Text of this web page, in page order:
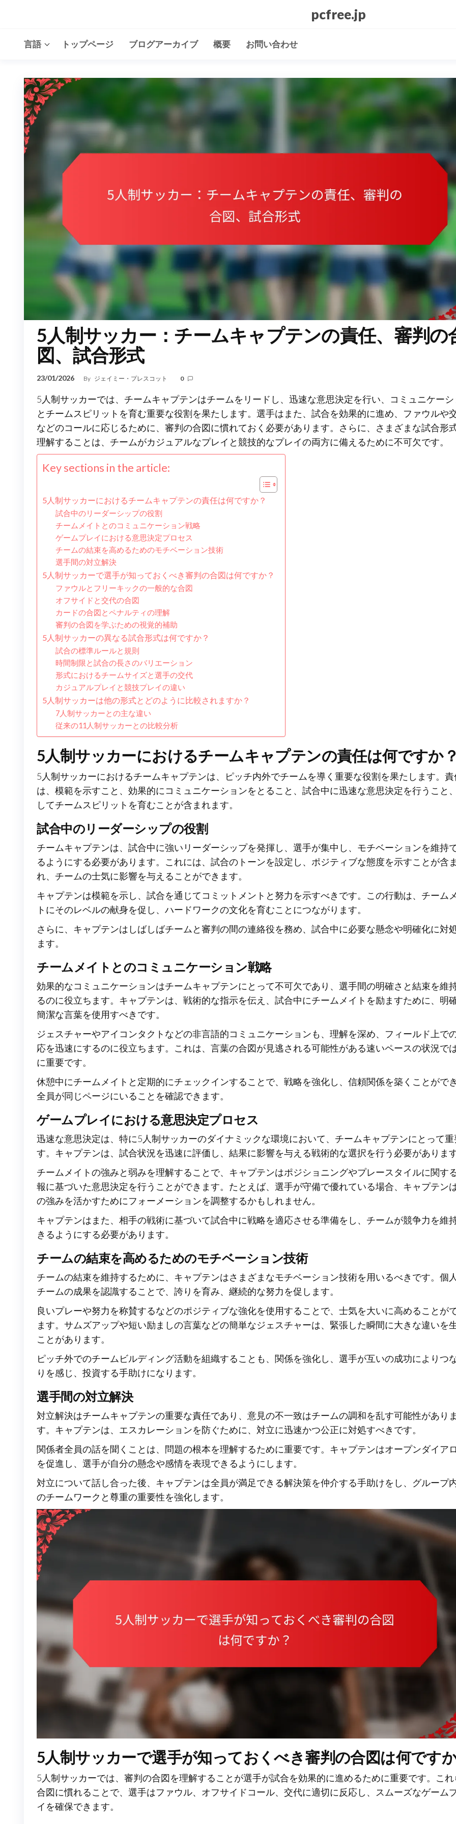
content
pcfree.jp
言語 トップページ ブログアーカイブ 概要 お問い合わせ
5人制サッカー：チームキャプテンの責任、審判の
図、試合形式
23/01/2026 By ジェイミー・プレスコット 0
5人制サッカーでは、チームキャプテンはチームをリードし、迅速な意思決定を行い、コミュニケーシ
とチームスピリットを育む重要な役割を果たします。選手はまた、試合を効果的に進め、ファウルや
などのコールに応じるために、審判の合図に慣れておく必要があります。さらに、さまざまな試合形
理解することは、チームがカジュアルなプレイと競技的なプレイの両方に備えるために不可欠です。
Key sections in the article:
5人制サッカーにおけるチームキャプテンの責任は何ですか？
試合中のリーダーシップの役割
チームメイトとのコミュニケーション戦略
ゲームプレイにおける意思決定プロセス
チームの結束を高めるためのモチベーション技術
選手間の対立解決
5人制サッカーで選手が知っておくべき審判の合図は何ですか？
ファウルとフリーキックの一般的な合図
オフサイドと交代の合図
カードの合図とペナルティの理解
審判の合図を学ぶための視覚的補助
5人制サッカーの異なる試合形式は何ですか？
試合の標準ルールと規則
時間制限と試合の長さのバリエーション
形式におけるチームサイズと選手の交代
カジュアルプレイと競技プレイの違い
5人制サッカーは他の形式とどのように比較されますか？
7人制サッカーとの主な違い
従来の11人制サッカーとの比較分析
5人制サッカーにおけるチームキャプテンの責任は何ですか？
5人制サッカーにおけるチームキャプテンは、ピッチ内外でチームを導く重要な役割を果たします。責
は、模範を示すこと、効果的にコミュニケーションをとること、試合中に迅速な意思決定を行うこと
してチームスピリットを育むことが含まれます。
試合中のリーダーシップの役割
チームキャプテンは、試合中に強いリーダーシップを発揮し、選手が集中し、モチベーションを維持
るようにする必要があります。これには、試合のトーンを設定し、ポジティブな態度を示すことが含ま
れ、チームの士気に影響を与えることができます。
キャプテンは模範を示し、試合を通じてコミットメントと努力を示すべきです。この行動は、チーム
トにそのレベルの献身を促し、ハードワークの文化を育むことにつながります。
さらに、キャプテンはしばしばチームと審判の間の連絡役を務め、試合中に必要な懸念や明確化に対
ます。
チームメイトとのコミュニケーション戦略
効果的なコミュニケーションはチームキャプテンにとって不可欠であり、選手間の明確さと結束を維
るのに役立ちます。キャプテンは、戦術的な指示を伝え、試合中にチームメイトを励ますために、明
簡潔な言葉を使用すべきです。
ジェスチャーやアイコンタクトなどの非言語的コミュニケーションも、理解を深め、フィールド上で
応を迅速にするのに役立ちます。これは、言葉の合図が見逃される可能性がある速いペースの状況で
に重要です。
休憩中にチームメイトと定期的にチェックインすることで、戦略を強化し、信頼関係を築くことができ
全員が同じページにいることを確認できます。
ゲームプレイにおける意思決定プロセス
迅速な意思決定は、特に5人制サッカーのダイナミックな環境において、チームキャプテンにとって
す。キャプテンは、試合状況を迅速に評価し、結果に影響を与える戦術的な選択を行う必要があります
チームメイトの強みと弱みを理解することで、キャプテンはポジショニングやプレースタイルに関す
報に基づいた意思決定を行うことができます。たとえば、選手が守備で優れている場合、キャプテン
の強みを活かすためにフォーメーションを調整するかもしれません。
キャプテンはまた、相手の戦術に基づいて試合中に戦略を適応させる準備をし、チームが競争力を維
きるようにする必要があります。
チームの結束を高めるためのモチベーション技術
チームの結束を維持するために、キャプテンはさまざまなモチベーション技術を用いるべきです。個
チームの成果を認識することで、誇りを育み、継続的な努力を促します。
良いプレーや努力を称賛するなどのポジティブな強化を使用することで、士気を大いに高めることが
ます。サムズアップや短い励ましの言葉などの簡単なジェスチャーは、緊張した瞬間に大きな違いを
ことがあります。
ピッチ外でのチームビルディング活動を組織することも、関係を強化し、選手が互いの成功によりつ
りを感じ、投資する手助けになります。
選手間の対立解決
対立解決はチームキャプテンの重要な責任であり、意見の不一致はチームの調和を乱す可能性がありま
す。キャプテンは、エスカレーションを防ぐために、対立に迅速かつ公正に対処すべきです。
関係者全員の話を聞くことは、問題の根本を理解するために重要です。キャプテンはオープンダイア
を促進し、選手が自分の懸念や感情を表現できるようにします。
対立について話し合った後、キャプテンは全員が満足できる解決策を仲介する手助けをし、グループ
のチームワークと尊重の重要性を強化します。
5人制サッカーで選手が知っておくべき審判の合図は何です
5人制サッカーでは、審判の合図を理解することが選手が試合を効果的に進めるために重要です。こ
合図に慣れることで、選手はファウル、オフサイドコール、交代に適切に反応し、スムーズなゲーム
イを確保できます。